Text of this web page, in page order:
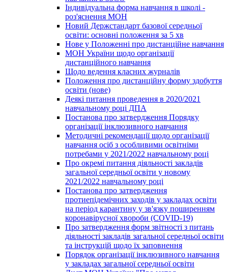
Індивідуальна форма навчання в школі -
роз'яснення МОН
Новий Держстандарт базової середньої
освіти: основні положення за 5 хв
Нове у Положенні про дистанційне навчання
МОН України щодо організації
дистанційного навчання
Щодо ведення класних журналів
Положення про дистанційну форму здобуття
освіти (нове)
Деякі питання проведення в 2020/2021
навчальному році ДПА
Постанова про затвердження Порядку
організації інклюзивного навчання
Методичні рекомендації щодо організації
навчання осіб з особливими освітніми
потребами у 2021/2022 навчальному році
Про окремі питання діяльності закладів
загальної середньої освіти у новому
2021/2022 навчальному році
Постанова про затвердження
протиепідемічних заходів у закладах освіти
на період карантину у зв'язку поширенням
коронавірусної хвороби (COVID-19)
Про затвердження форм звітності з питань
діяльності закладів загальної середньої освіти
та інструкцій щодо їх заповнення
Порядок організації інклюзивного навчання
у закладах загальної середньої освіти